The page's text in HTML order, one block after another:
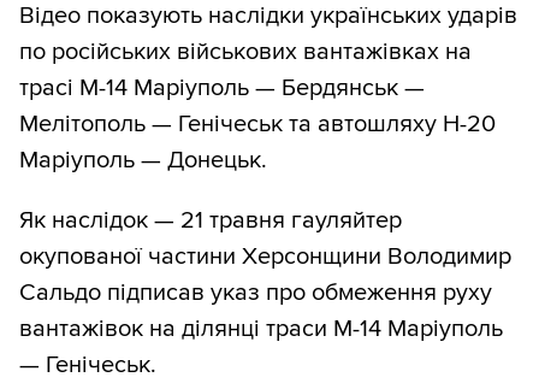
Відео показують наслідки українських ударів
по російських військових вантажівках на
трасі М-14 Маріуполь — Бердянськ —
Мелітополь — Генічеськ та автошляху Н-20
Маріуполь — Донецьк.
Як наслідок — 21 травня гауляйтер
окупованої частини Херсонщини Володимир
Сальдо підписав указ про обмеження руху
вантажівок на ділянці траси М-14 Маріуполь
— Генічеськ.